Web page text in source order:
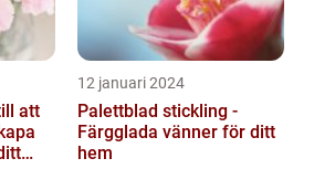
att
12 januari 2024
Palettblad stickling -
Färgglada vänner för ditt
hem